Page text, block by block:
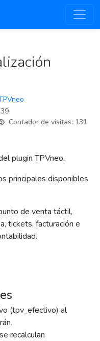
Contador de visitas: 131
plugin TPVneo.
principales disponibles
de venta táctil,
tickets, facturación e
(tpv_efectivo) al
recalculan